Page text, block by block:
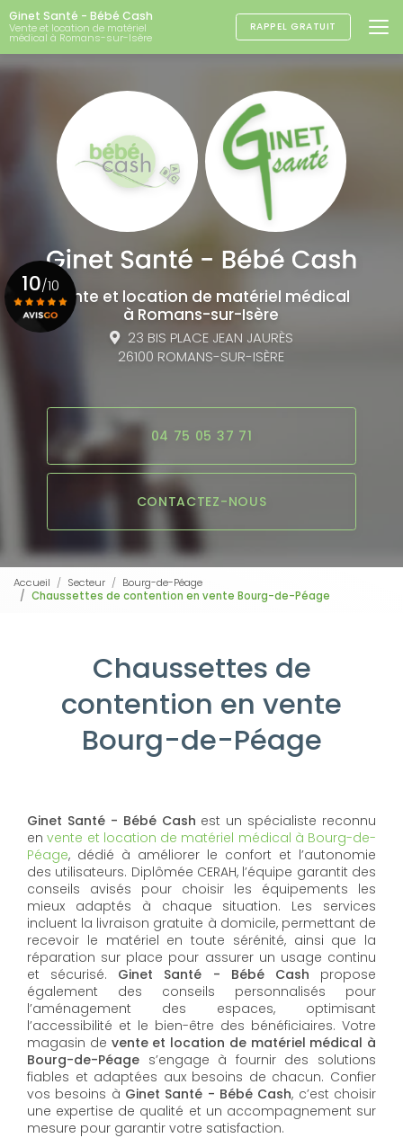
Aller
au
contenu
principal
Ginet Santé - Bébé Cash
Vente et location de matériel
médical à Romans-sur-Isère
RAPPEL GRATUIT
Vente et location de matériel médical
à Romans-sur-Isère
23 BIS PLACE JEAN JAURÈS
26100 ROMANS-SUR-ISÈRE
04 75 05 37 71
CONTACTEZ-NOUS
10/10
Accueil Secteur
Bourg-de-Péage
Chaussettes de contention en vente Bourg-de-Péage
Chaussettes de
contention en vente
Bourg-de-Péage
Ginet Santé - Bébé Cash est un spécialiste reconnu
envente et location de matériel médical à Bourg-de-
Péage, dédié à améliorer le confort et l’autonomie
des utilisateurs. Diplômée CERAH, l’équipe garantit des
conseils avisés pour choisir les équipements les
mieux adaptés à chaque situation. Les services
incluent la livraison gratuite à domicile, permettant de
recevoir le matériel en toute sérénité, ainsi que la
réparation sur place pour assurer un usage continu
et sécurisé. Ginet Santé - Bébé Cash propose
également des conseils personnalisés pour
l’aménagement des espaces, optimisant
l’accessibilité et le bien-être des bénéficiaires. Votre
magasin de vente et location de matériel médical à
Bourg-de-Péage s’engage à fournir des solutions
fiables et adaptées aux besoins de chacun. Confier
vos besoins à Ginet Santé - Bébé Cash, c’est choisir
une expertise de qualité et un accompagnement sur
mesure pour garantir votre satisfaction.